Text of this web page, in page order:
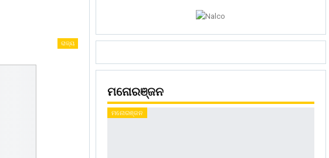
ରାଜ୍ୟ
ମନୋରଞ୍ଜନ
ମନୋରଞ୍ଜନ